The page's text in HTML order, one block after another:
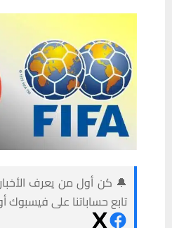
🔔 كن أول من يعرف
تابع حساباتنا على